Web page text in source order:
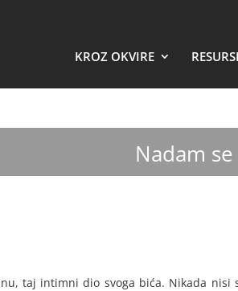
KROZ OKVIRE RESURSI
Nadam
taj intimni dio svoga bića. Nikada